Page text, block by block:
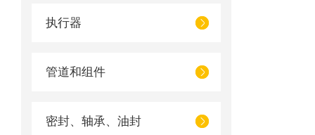
执行器
管道和组件
密封、轴承、油封